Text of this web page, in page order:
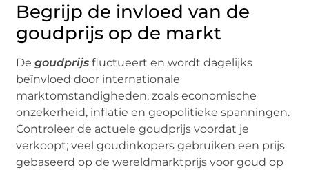
Begrijp de invloed van de
goudprijs op de markt
Degoudprijs fluctueert en wordt dagelijks
beïnvloed door internationale
marktomstandigheden, zoals economische
onzekerheid, inflatie en geopolitieke spanningen.
Controleer de actuele goudprijs voordat je
verkoopt; veel goudinkopers gebruiken een prijs
gebaseerd op de wereldmarktprijs voor goud op